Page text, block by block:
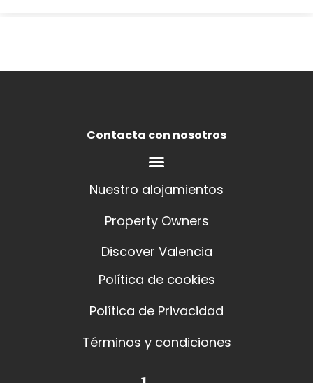
Contacta con nosotros
Nuestro alojamientos
Property Owners
Discover Valencia
Política de cookies
Política de Privacidad
Términos y condiciones